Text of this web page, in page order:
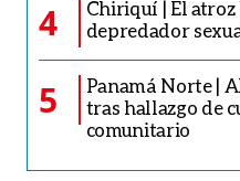
4
Chiriquí | El
depredador
5
Panamá Norte |
tras hallazgo de
comunitario